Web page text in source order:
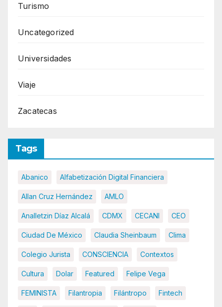
Turismo
Uncategorized
Universidades
Viaje
Zacatecas
Tags
Abanico Alfabetización Digital Financiera
Allan Cruz Hernández AMLO
Analletzin Díaz Alcalá CDMX CECANI CEO
Ciudad De México Claudia Sheinbaum Clima
Colegio Jurista CONSCIENCIA Contextos
Cultura Dolar Featured Felipe Vega
FEMINISTA Filantropia Filántropo Fintech